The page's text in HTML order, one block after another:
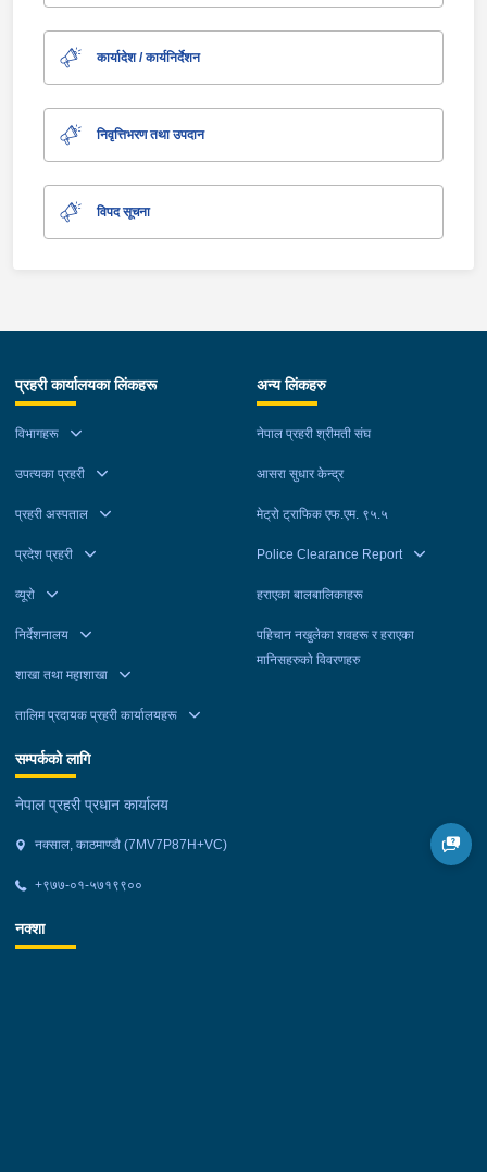
कार्यादेश / कार्यनिर्देशन
निवृत्तिभरण तथा उपदान
विपद सूचना
प्रहरी कार्यालयका लिंकहरू
विभागहरू
उपत्यका प्रहरी
प्रहरी अस्पताल
प्रदेश प्रहरी
व्यूरो
निर्देशनालय
शाखा तथा महाशाखा
तालिम प्रदायक प्रहरी कार्यालयहरू
अन्य लिंकहरु
नेपाल प्रहरी श्रीमती संघ
आसरा सुधार केन्द्र
मेट्रो ट्राफिक एफ.एम. ९५.५
Police Clearance Report
हराएका बालबालिकाहरू
पहिचान नखुलेका शवहरू र हराएका
मानिसहरुको विवरणहरु
सम्पर्कको लागि
नेपाल प्रहरी प्रधान कार्यालय
नक्साल, काठमाण्डौ (7MV7P87H+VC)
+९७७-०१-५७१९९००
नक्शा